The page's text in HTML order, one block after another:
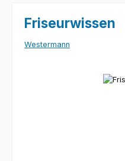
Friseurwissen
Westermann
Bildergalerie überspringen